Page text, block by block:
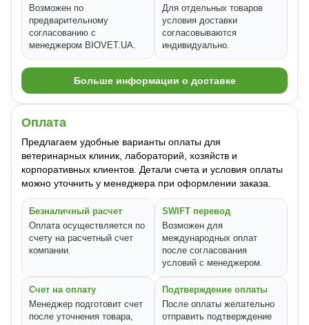
Возможен по
предварительному
согласованию с
менеджером BIOVET.UA.
Для отдельных товаров
условия доставки
согласовываются
индивидуально.
Больше информации о доставке
Оплата
Предлагаем удобные варианты оплаты для
ветеринарных клиник, лабораторий, хозяйств и
корпоративных клиентов. Детали счета и условия оплаты
можно уточнить у менеджера при оформлении заказа.
Безналичный расчет
Оплата осуществляется по
счету на расчетный счет
компании.
SWIFT перевод
Возможен для
международных оплат
после согласования
условий с менеджером.
Счет на оплату
Менеджер подготовит счет
после уточнения товара,
Подтверждение оплаты
После оплаты желательно
отправить подтверждение